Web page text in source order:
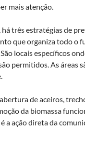
mais atenção.
três estratégias de
que organiza todo o
locais específicos
permitidos. As áreas
de aceiros,
da biomassa
a ação direta da